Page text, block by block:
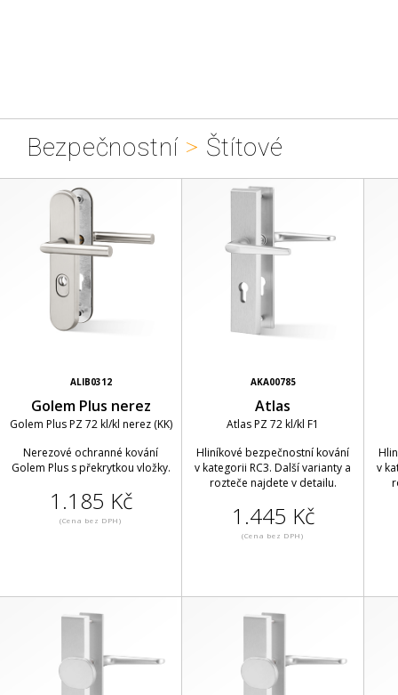
Bezpečnostní > Štítové
ALIB0312
Golem Plus nerez
Golem Plus PZ 72 kl/kl nerez (KK)
Nerezové ochranné kování
Golem Plus s překrytkou vložky.
1.185 Kč
(Cena bez DPH)
AKA00785
Atlas
Atlas PZ 72 kl/kl F1
Hliníkové bezpečnostní kování
v kategorii RC3. Další varianty a
rozteče najdete v detailu.
1.445 Kč
(Cena bez DPH)
v